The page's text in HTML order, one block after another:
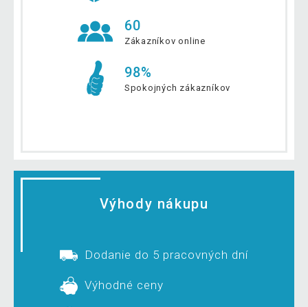
60
Zákazníkov online
98%
Spokojných zákazníkov
Výhody nákupu
Dodanie do 5 pracovných dní
Výhodné ceny